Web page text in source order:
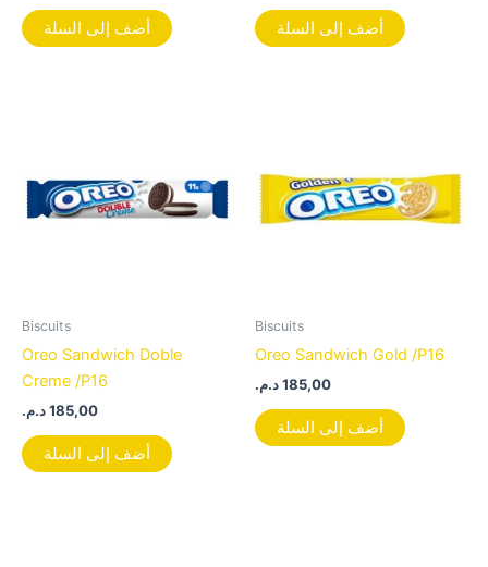
أضف إلى السلة أضف إلى السلة
Biscuits
Oreo Sandwich Doble
Creme /P16
185,00د.م.
أضف إلى السلة
Biscuits
Oreo Sandwich Gold /P16
185,00د.م.
أضف إلى السلة